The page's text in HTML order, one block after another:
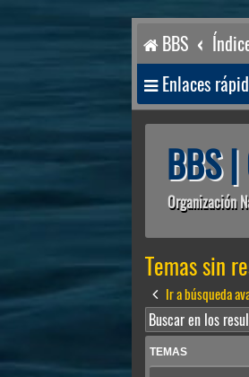
BBS
Enlaces
BBS |
Organización
Temas sin
Ir a búsqueda
TEMAS